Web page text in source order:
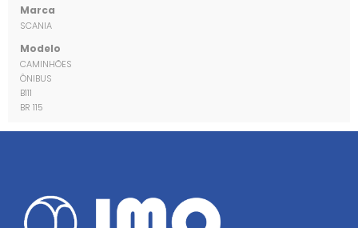
Marca
SCANIA
Modelo
CAMINHÕES
ÔNIBUS
B111
BR 115